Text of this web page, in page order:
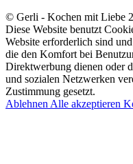
© Gerli - Kochen mit Liebe
Diese Website benutzt
Website erforderlich sind
die den Komfort bei
Direktwerbung dienen oder
und sozialen Netzwerken
Zustimmung gesetzt.
Ablehnen Alle akzeptieren